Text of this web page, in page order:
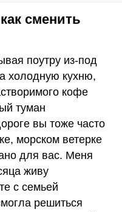
сменить
поутру из-под
холодную кухню,
кофе
туман
вы тоже часто
морском ветерке
для вас. Меня
живу
с семьей
решиться